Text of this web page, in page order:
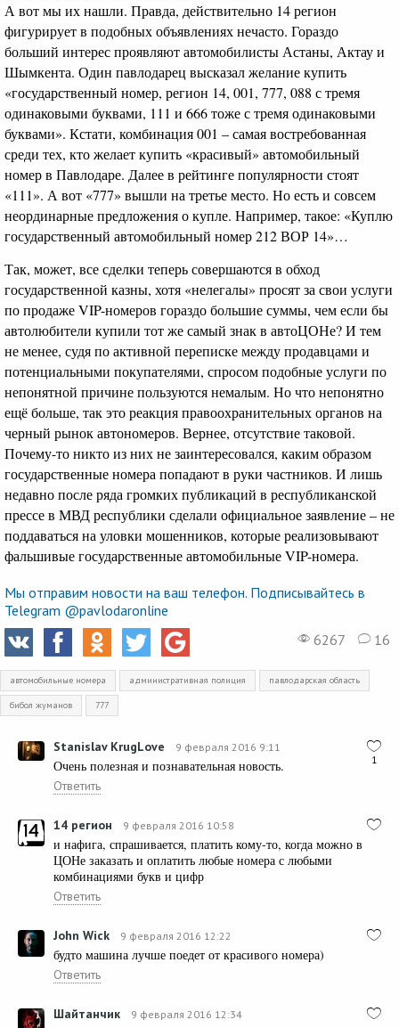
А вот мы их нашли. Правда, действительно 14 регион
фигурирует в подобных объявлениях нечасто. Гораздо
больший интерес проявляют автомобилисты Астаны, Актау и
Шымкента. Один павлодарец высказал желание купить
«государственный номер, регион 14, 001, 777, 088 с тремя
одинаковыми буквами, 111 и 666 тоже с тремя одинаковыми
буквами». Кстати, комбинация 001 – самая востребованная
среди тех, кто желает купить «красивый» автомобильный
номер в Павлодаре. Далее в рейтинге популярности стоят
«111». А вот «777» вышли на третье место. Но есть и совсем
неординарные предложения о купле. Например, такое: «Куплю
государственный автомобильный номер 212 ВОР 14»…
Так, может, все сделки теперь совершаются в обход
государственной казны, хотя «нелегалы» просят за свои услуги
по продаже VIP-номеров гораздо большие суммы, чем если бы
автолюбители купили тот же самый знак в автоЦОНе? И тем
не менее, судя по активной переписке между продавцами и
потенциальными покупателями, спросом подобные услуги по
непонятной причине пользуются немалым. Но что непонятно
ещё больше, так это реакция правоохранительных органов на
черный рынок автономеров. Вернее, отсутствие таковой.
Почему-то никто из них не заинтересовался, каким образом
государственные номера попадают в руки частников. И лишь
недавно после ряда громких публикаций в республиканской
прессе в МВД республики сделали официальное заявление – не
поддаваться на уловки мошенников, которые реализовывают
фальшивые государственные автомобильные VIP-номера.
Мы отправим новости на ваш телефон. Подписывайтесь в
Telegram @pavlodaronline
6267
16
автомобильные номера административная полиция павлодарская область
бибол жуманов 777
1
Stanislav KrugLove 9 февраля 2016 9:11
Очень полезная и познавательная новость.
Ответить
14 регион 9 февраля 2016 10:58
и нафига, спрашивается, платить кому-то, когда можно в
ЦОНе заказать и оплатить любые номера с любыми
комбинациями букв и цифр
Ответить
John Wick 9 февраля 2016 12:22
будто машина лучше поедет от красивого номера)
Ответить
Шайтанчик 9 февраля 2016 12:34